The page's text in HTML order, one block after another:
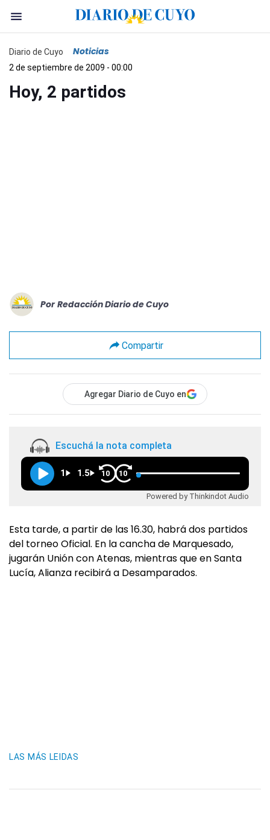
Diario de Cuyo Noticias
2 de septiembre de 2009 - 00:00
Hoy, 2 partidos
Por Redacción Diario de Cuyo
Compartir
Agregar Diario de Cuyo en
Escuchá la nota completa
1 1.5 10 10
Powered by Thinkindot Audio
Esta tarde, a partir de las 16.30, habrá dos partidos
del torneo Oficial. En la cancha de Marquesado,
jugarán Unión con Atenas, mientras que en Santa
Lucía, Alianza recibirá a Desamparados.
LAS MÁS LEIDAS